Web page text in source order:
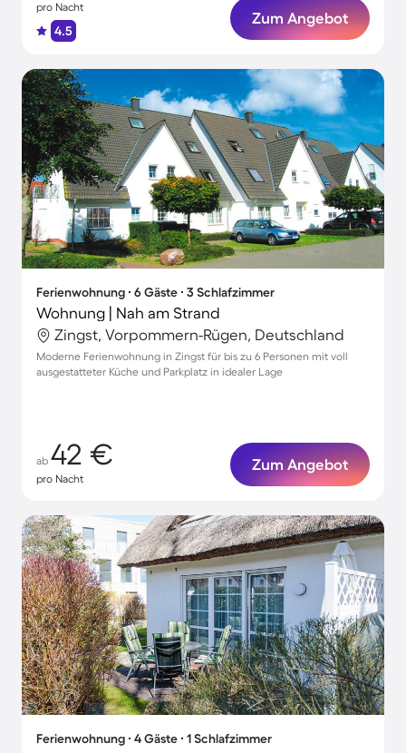
pro Nacht
4.5
Zum Angebot
Ferienwohnung ∙ 6 Gäste ∙ 3 Schlafzimmer
Wohnung | Nah am Strand
Zingst, Vorpommern-Rügen, Deutschland
Moderne Ferienwohnung in Zingst für bis zu 6 Personen mit voll
ausgestatteter Küche und Parkplatz in idealer Lage
ab 42 €
pro Nacht
Zum Angebot
Ferienwohnung ∙ 4 Gäste ∙ 1 Schlafzimmer